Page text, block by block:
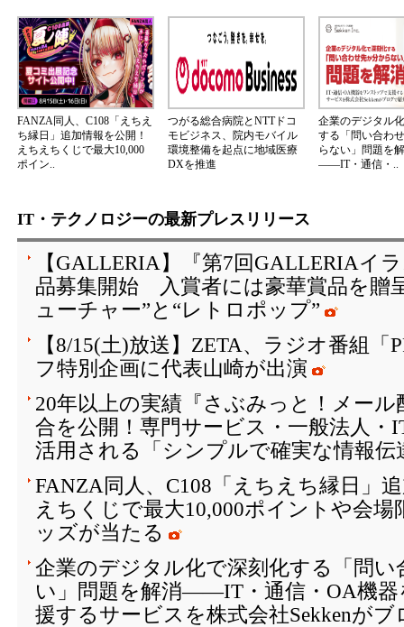
FANZA同人、C108「えちえ
ち縁日」追加情報を公開！
えちえちくじで最大10,000
ポイン..
つがる総合病院とNTTドコ
モビジネス、院内モバイル
環境整備を起点に地域医療
DXを推進
企業のデジタル
する「問い合わ
らない」問題を
――IT・通信・..
IT・テクノロジーの最新プレスリリース
【GALLERIA】『第7回GALLERIAイ
品募集開始 入賞者には豪華賞品を
ューチャー”と“レトロポップ”
【8/15(土)放送】ZETA、ラジオ番組「
フ特別企画に代表山崎が出演
20年以上の実績『さぶみっと！メール
合を公開！専門サービス・一般法人・
活用される「シンプルで確実な情報伝
FANZA同人、C108「えちえち縁日」
えちくじで最大10,000ポイントや会
ッズが当たる
企業のデジタル化で深刻化する「問
い」問題を解消――IT・通信・OA機
援するサービスを株式会社Sekkenがブ